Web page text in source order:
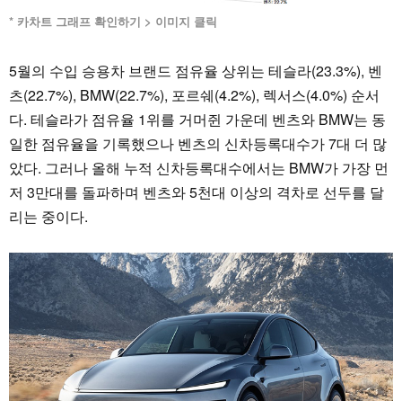
* 카차트 그래프 확인하기 > 이미지 클릭
5월의 수입 승용차 브랜드 점유율 상위는 테슬라(23.3%), 벤
츠(22.7%), BMW(22.7%), 포르쉐(4.2%), 렉서스(4.0%) 순서
다. 테슬라가 점유율 1위를 거머쥔 가운데 벤츠와 BMW는 동
일한 점유율을 기록했으나 벤츠의 신차등록대수가 7대 더 많
았다. 그러나 올해 누적 신차등록대수에서는 BMW가 가장 먼
저 3만대를 돌파하며 벤츠와 5천대 이상의 격차로 선두를 달
리는 중이다.